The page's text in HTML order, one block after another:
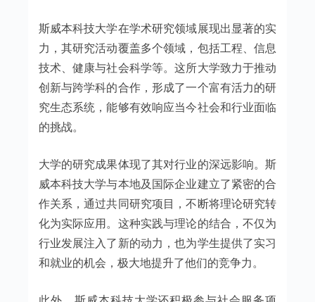
斯威本科技大学在学术研究领域展现出显著的实
力，其研究活动覆盖多个领域，包括工程、信息
技术、健康与社会科学等。这所大学致力于推动
创新与跨学科的合作，形成了一个富有活力的研
究生态系统，能够有效响应当今社会和行业面临
的挑战。
大学的研究成果体现了其对行业的深远影响。斯
威本科技大学与本地及国际企业建立了紧密的合
作关系，通过共同研究项目，不断将理论研究转
化为实际应用。这种实践与理论的结合，不仅为
行业发展注入了新的动力，也为学生提供了实习
和就业的机会，极大地提升了他们的竞争力。